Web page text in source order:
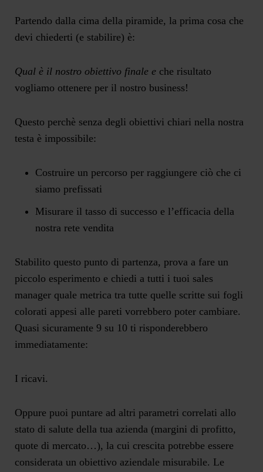
Partendo dalla cima della piramide, la prima cosa che
devi chiederti (e stabilire) è:
Qual è il nostro obiettivo finale e che risultato
vogliamo ottenere per il nostro business!
Questo perchè senza degli obiettivi chiari nella nostra
testa è impossibile:
Costruire un percorso per raggiungere ciò che ci
siamo prefissati
Misurare il tasso di successo e l’efficacia della
nostra rete vendita
Stabilito questo punto di partenza, prova a fare un
piccolo esperimento e chiedi a tutti i tuoi sales
manager quale metrica tra tutte quelle scritte sui fogli
colorati appesi alle pareti vorrebbero poter cambiare.
Quasi sicuramente 9 su 10 ti risponderebbero
immediatamente:
I ricavi.
Oppure puoi puntare ad altri parametri correlati allo
stato di salute della tua azienda (margini di profitto,
quote di mercato…), la cui crescita potrebbe essere
considerata un obiettivo aziendale misurabile. Le